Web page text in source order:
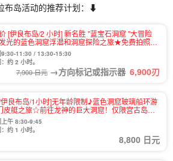
布岛活动的推荐计划：⬇︎
[伊良布岛/2 小时] 新名胜 "蓝宝石洞窟 "大冒险
光的蓝色洞窟浮潜和洞窟探险之旅★免费拍照和
（编号 832）
9:30-11:30 / 13:30-15:30
约 2 小时。
7,900 日元 →方向标记或指示器 6,900刃
良布岛/1小时]无年龄限制♪蓝色洞窟玻璃船环游
皮艇之旅☆前往龙神的巨大洞窟！仅限宫古岛店
号）
午 8:30-9:45
约 1 小时。
8,800 日元